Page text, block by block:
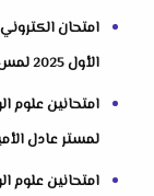
امتحان
الأول 2025 لمس مها جمعة
لمستر عادل